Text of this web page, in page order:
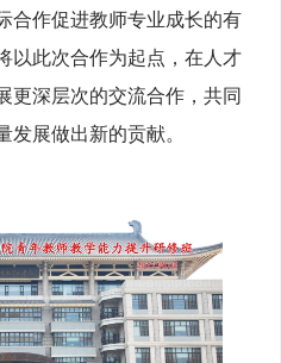
合作促进教师专业成长的有
以此次合作为起点，在人才
更深层次的交流合作，共同
发展做出新的贡献。